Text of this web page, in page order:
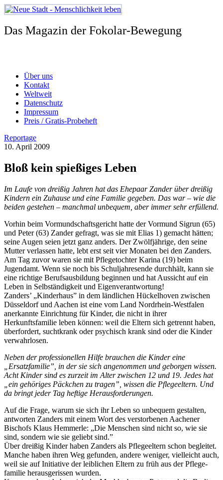
Zum
Inhalt
springen
Das Magazin der Fokolar-Bewegung
Über uns
Kontakt
Weltweit
Datenschutz
Impressum
Preis / Gratis-Probeheft
Reportage
10. April 2009
Bloß kein spießiges Leben
Im Laufe von dreißig Jahren hat das Ehepaar Zander über dreißig
Kindern ein Zuhause und eine Familie gegeben. Das war – wie die
beiden gestehen – manchmal unbequem, aber immer sehr erfüllend.
Vorhin beim Vormundschafts­gericht hatte der Vormund Sigrun (65)
und Peter (63) Zander gefragt, was sie mit Elias 1) gemacht hätten;
seine Augen seien jetzt ganz anders. Der Zwölfjährige, den seine
Mutter verlassen hatte, lebt erst seit vier Monaten bei den Zanders.
Am Tag zuvor waren sie mit Pflegetochter Karina (19) beim
Jugendamt. Wenn sie noch bis Schuljahresende durchhält, kann sie
eine richtige Berufsausbildung beginnen und hat Aussicht auf ein
Leben in Selbständigkeit und Eigenverantwortung!
Zanders’ „Kinderhaus” in dem ländlichen Hückelhoven zwischen
Düsseldorf und Aachen ist eine vom Land Nordrhein-Westfalen
anerkannte Einrichtung für Kinder, die nicht in ihrer
Herkunftsfamilie leben können: weil die Eltern sich getrennt haben,
überfordert, sucht­krank oder psychisch krank sind oder die Kinder
verwahrlosen.
Neben der professionellen Hilfe brauchen die Kinder eine
„Ersatzfa­milie”, in der sie sich angenommen und geborgen wissen.
Acht Kinder sind es zurzeit im Alter zwischen 12 und 19. Jedes hat
„ein gehöriges Päckchen zu tragen”, wissen die Pflegeeltern. Und
da bringt jeder Tag heftige Herausforderungen.
Auf die Frage, warum sie sich ihr Leben so unbequem gestalten,
antworten Zanders mit einem Wort des verstorbenen Aachener
Bischofs Klaus Hemmerle: „Die Menschen sind nicht so, wie sie
sind, sondern wie sie geliebt sind.”
Über dreißig Kinder haben Zanders als Pflegeeltern schon be­gleitet.
Manche haben ihren Weg gefunden, andere weniger, vielleicht auch,
weil sie auf Initiative der leib­lichen Eltern zu früh aus der Pflege­
familie herausgerissen wurden.